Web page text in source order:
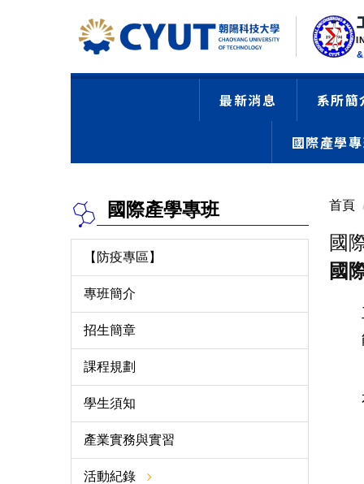
&
最新消息 系所簡
國際產學
國際產學專班
【防疫專區】
專班簡介
招生簡章
課程規劃
學生須知
產業實務與實習
活動紀錄
首頁
國
國